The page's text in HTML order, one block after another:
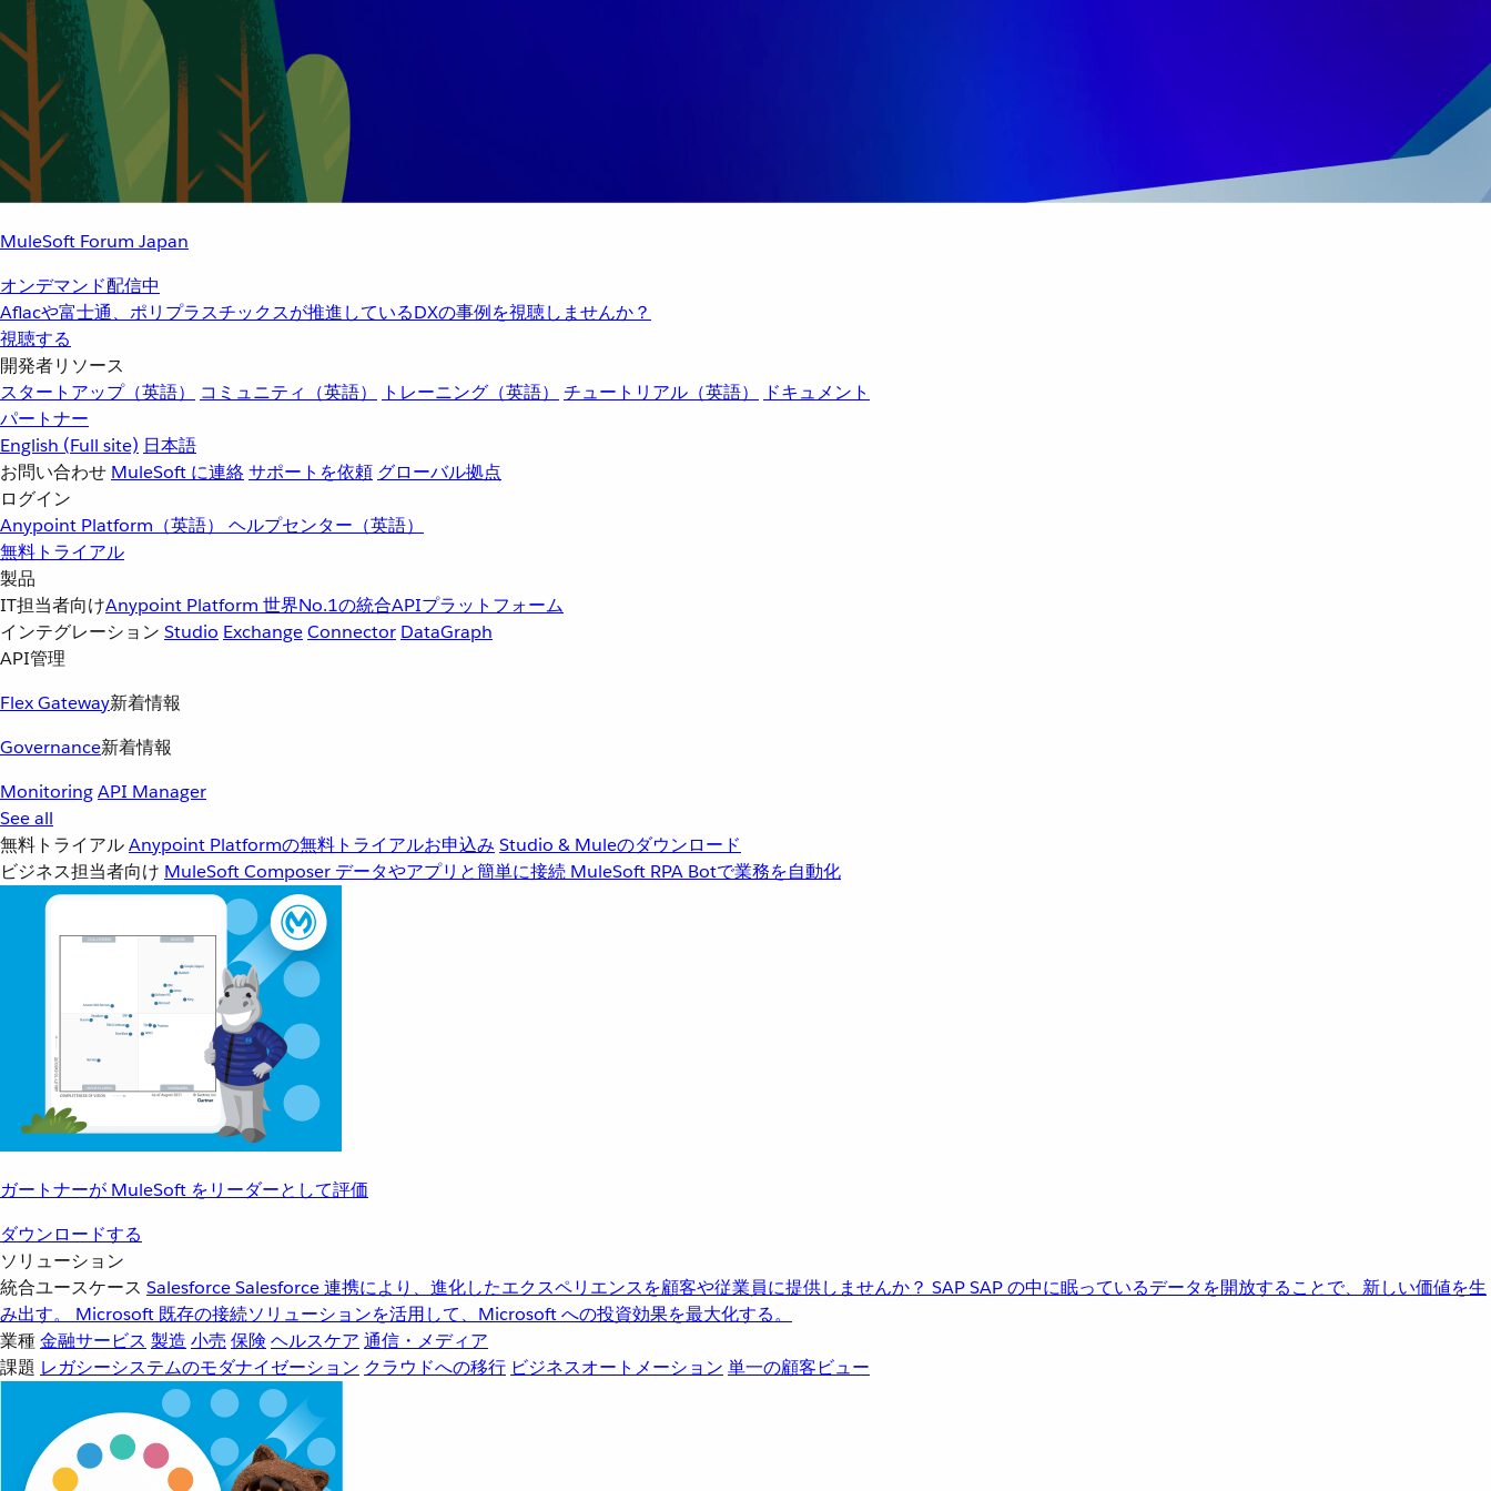
MuleSoft Forum Japan
オンデマンド配信中
Aflacや富士通、ポリプラスチックスが推進しているDXの事例を視聴しませんか？
視聴する
開発者リソース
スタートアップ（英語）
コミュニティ（英語） トレーニング（英語） チュートリアル（英語）
ドキュメント
パートナー
English (Full site) 日本語
お問い合わせ MuleSoft に連絡サポートを依頼 グローバル拠点
ログイン
Anypoint Platform（英語） ヘルプセンター（英語）
無料トライアル
製品
IT担当者向けAnypoint Platform 世界No.1の統合APIプラットフォーム
インテグレーション Studio ExchangeConnector DataGraph
API管理
Flex Gateway新着情報
Governance新着情報
MonitoringAPI Manager
See all
無料トライアルAnypoint Platformの無料トライアルお申込み Studio & Muleのダウンロード
ビジネス担当者向け MuleSoft Composer データやアプリと簡単に接続 MuleSoft RPA Botで業務を自動化
ガートナーが MuleSoft をリーダーとして評価
ダウンロードする
ソリューション
統合ユースケース SalesforceSalesforce 連携により、進化したエクスペリエンスを顧客や従業員に提供しませんか？ SAPSAP の中に眠っているデータを開放することで、新しい価値を生
み出す。
Microsoft 既存の接続ソリューションを活用して、Microsoft への投資効果を最大化する。
業種金融サービス 製造 小売 保険 ヘルスケア 通信・メディア
課題 レガシーシステムのモダナイゼーション クラウドへの移行 ビジネスオートメーション 単一の顧客ビュー